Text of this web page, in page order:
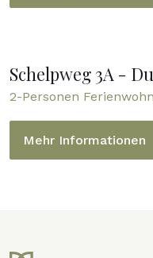
Schelpweg 3A -
2-Personen
Mehr Informationen